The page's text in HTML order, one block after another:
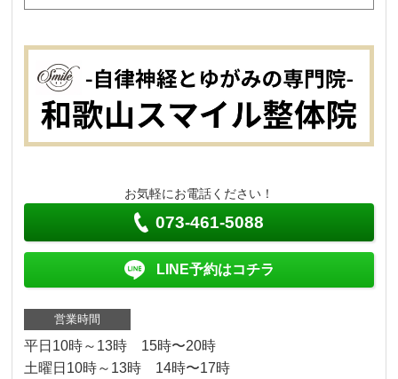
お気軽にお電話ください！
073-461-5088
LINE予約はコチラ
営業時間
平日10時～13時 15時〜20時
土曜日10時～13時 14時〜17時